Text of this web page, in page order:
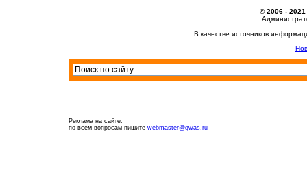
© 2006 - 2021
В качестве источников
Реклама на сайте:
по всем вопросам пишите webmaster@qwas.ru